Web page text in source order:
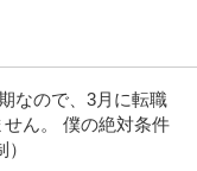
ー・ディレクター 【業
提供：ビズリーチ
なので、3月に転職
ん。 僕の絶対条件